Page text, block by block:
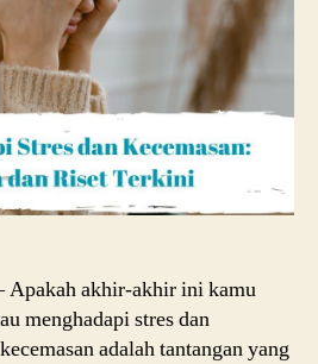
Apakah akhir-akhir ini kamu
menghadapi stres dan
adalah tantangan yang